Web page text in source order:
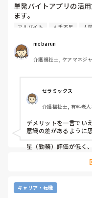
単発バイトアプリの活
ます。
従業員は色々な施設を
じたことはありますか？
アルバイト 人手不足 人
mebarun
介護福祉士, ケアマネジ
セラミックス
介護福祉士, 有料老
デメリットを一言でい
意識の差があるように思
星（勤務）評価が低く
また、リピーターでは
キャリア・転職